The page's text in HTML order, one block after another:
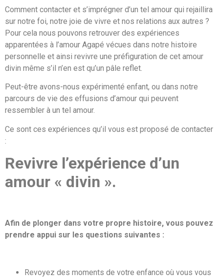
Comment contacter et s’imprégner d’un tel amour qui rejaillira
sur notre foi, notre joie de vivre et nos relations aux autres ?
Pour cela nous pouvons retrouver des expériences
apparentées à l’amour Agapé vécues dans notre histoire
personnelle et ainsi revivre une préfiguration de cet amour
divin même s’il n’en est qu’un pâle reflet.
Peut-être avons-nous expérimenté enfant, ou dans notre
parcours de vie des effusions d’amour qui peuvent
ressembler à un tel amour.
Ce sont ces expériences qu’il vous est proposé de contacter
:
Revivre l’expérience d’un
amour « divin ».
Afin de plonger dans votre propre histoire, vous pouvez
prendre appui sur les questions suivantes :
Revoyez des moments de votre enfance où vous vous